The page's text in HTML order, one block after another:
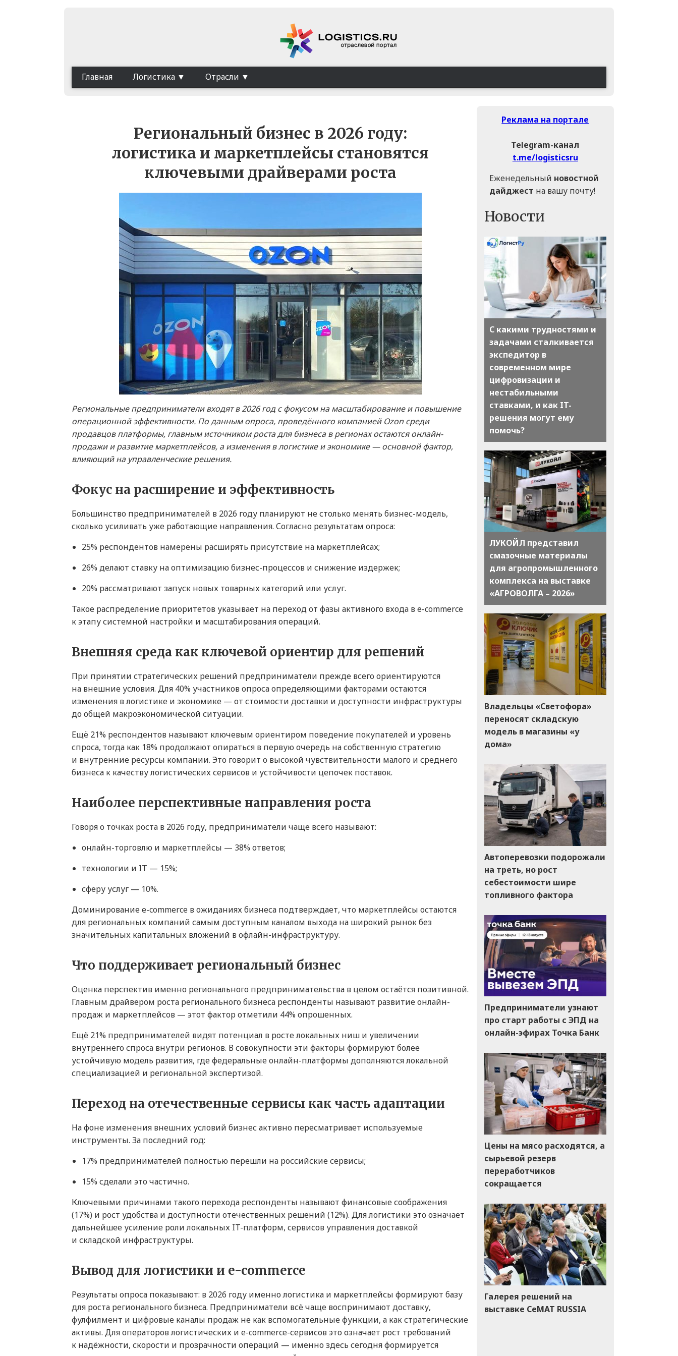
Главная Логистика Отрасли
Региональный бизнес в 2026 году:
логистика и маркетплейсы становятся
ключевыми драйверами роста
Региональные предприниматели входят в 2026 год с фокусом на масштабирование и повышение
операционной эффективности. По данным опроса, проведённого компанией Ozon среди
продавцов платформы, главным источником роста для бизнеса в регионах остаются онлайн-
продажи и развитие маркетплейсов, а изменения в логистике и экономике — основной фактор,
влияющий на управленческие решения.
Фокус на расширение и эффективность
Большинство предпринимателей в 2026 году планируют не столько менять бизнес-модель,
сколько усиливать уже работающие направления. Согласно результатам опроса:
25% респондентов намерены расширять присутствие на маркетплейсах;
26% делают ставку на оптимизацию бизнес-процессов и снижение издержек;
20% рассматривают запуск новых товарных категорий или услуг.
Такое распределение приоритетов указывает на переход от фазы активного входа в e-commerce
к этапу системной настройки и масштабирования операций.
Внешняя среда как ключевой ориентир для решений
При принятии стратегических решений предприниматели прежде всего ориентируются
на внешние условия. Для 40% участников опроса определяющими факторами остаются
изменения в логистике и экономике — от стоимости доставки и доступности инфраструктуры
до общей макроэкономической ситуации.
Ещё 21% респондентов называют ключевым ориентиром поведение покупателей и уровень
спроса, тогда как 18% продолжают опираться в первую очередь на собственную стратегию
и внутренние ресурсы компании. Это говорит о высокой чувствительности малого и среднего
бизнеса к качеству логистических сервисов и устойчивости цепочек поставок.
Наиболее перспективные направления роста
Говоря о точках роста в 2026 году, предприниматели чаще всего называют:
онлайн-торговлю и маркетплейсы — 38% ответов;
технологии и IT — 15%;
сферу услуг — 10%.
Доминирование e-commerce в ожиданиях бизнеса подтверждает, что маркетплейсы остаются
для региональных компаний самым доступным каналом выхода на широкий рынок без
значительных капитальных вложений в офлайн-инфраструктуру.
Что поддерживает региональный бизнес
Оценка перспектив именно регионального предпринимательства в целом остаётся позитивной.
Главным драйвером роста регионального бизнеса респонденты называют развитие онлайн-
продаж и маркетплейсов — этот фактор отметили 44% опрошенных.
Ещё 21% предпринимателей видят потенциал в росте локальных ниш и увеличении
внутреннего спроса внутри регионов. В совокупности эти факторы формируют более
устойчивую модель развития, где федеральные онлайн-платформы дополняются локальной
специализацией и региональной экспертизой.
Переход на отечественные сервисы как часть адаптации
На фоне изменения внешних условий бизнес активно пересматривает используемые
инструменты. За последний год:
17% предпринимателей полностью перешли на российские сервисы;
15% сделали это частично.
Ключевыми причинами такого перехода респонденты называют финансовые соображения
(17%) и рост удобства и доступности отечественных решений (12%). Для логистики это означает
дальнейшее усиление роли локальных IT-платформ, сервисов управления доставкой
и складской инфраструктуры.
Вывод для логистики и e-commerce
Результаты опроса показывают: в 2026 году именно логистика и маркетплейсы формируют базу
для роста регионального бизнеса. Предприниматели всё чаще воспринимают доставку,
фулфилмент и цифровые каналы продаж не как вспомогательные функции, а как стратегические
активы. Для операторов логистических и e-commerce-сервисов это означает рост требований
к надёжности, скорости и прозрачности операций — именно здесь сегодня формируется
Реклама на портале
Telegram-канал
t.me/logisticsru
Еженедельный новостной
дайджест на вашу почту!
Новости
С какими трудностями и
задачами сталкивается
экспедитор в
современном мире
цифровизации и
нестабильными
ставками, и как IT-
решения могут ему
помочь?
ЛУКОЙЛ представил
смазочные материалы
для агропромышленного
комплекса на выставке
«АГРОВОЛГА – 2026»
Владельцы «Светофора»
переносят складскую
модель в магазины «у
дома»
Автоперевозки подорожали
на треть, но рост
себестоимости шире
топливного фактора
Предприниматели узнают
про старт работы с ЭПД на
онлайн-эфирах Точка Банк
Цены на мясо расходятся, а
сырьевой резерв
переработчиков
сокращается
Галерея решений на
выставке CeMAT RUSSIA